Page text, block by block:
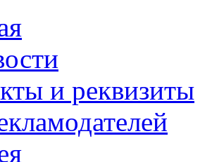
и реквизиты